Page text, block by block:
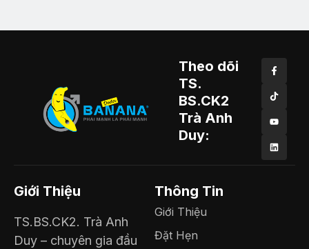
Theo dõi
TS.
BS.CK2
Trà Anh
Duy:
Giới Thiệu
TS.BS.CK2. Trà Anh
Duy – chuyên gia đầu
Thông Tin
Giới Thiệu
Đặt Hẹn